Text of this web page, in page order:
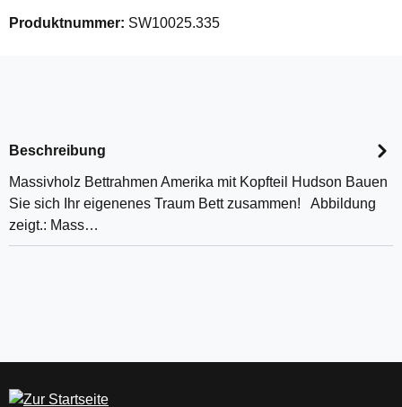
Produktnummer: SW10025.335
Beschreibung
Massivholz Bettrahmen Amerika mit Kopfteil Hudson Bauen
Sie sich Ihr eigenenes Traum Bett zusammen! Abbildung
zeigt.: Mass…